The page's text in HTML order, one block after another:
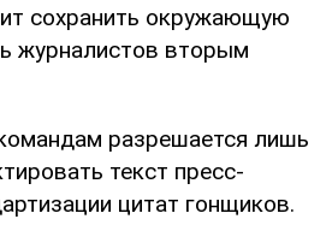
сохранить окружающую
журналистов вторым
разрешается лишь
текст пресс-
цитат гонщиков.